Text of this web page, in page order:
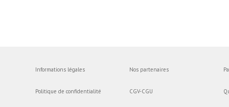
Informations légales
Politique de confidentialité
Nos partenaires
CGV-CGU